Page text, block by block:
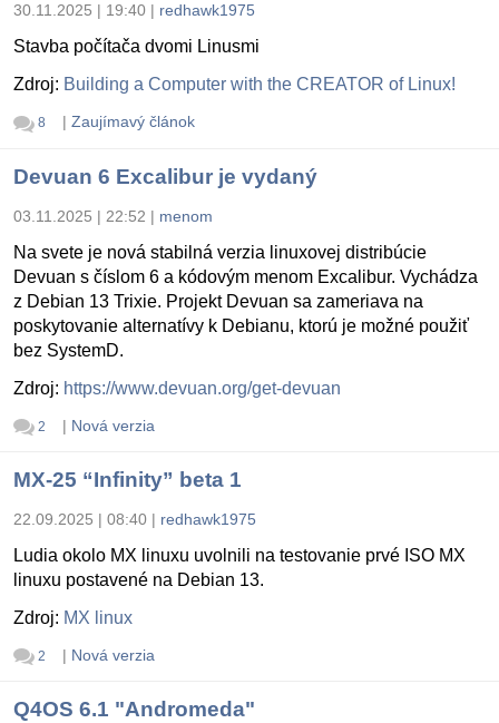
30.11.2025 | 19:40 | redhawk1975
Stavba počítača dvomi Linusmi
Zdroj: Building a Computer with the CREATOR of Linux!
8 | Zaujímavý článok
Devuan 6 Excalibur je vydaný
03.11.2025 | 22:52 | menom
Na svete je nová stabilná verzia linuxovej distribúcie
Devuan s číslom 6 a kódovým menom Excalibur. Vychádza
z Debian 13 Trixie. Projekt Devuan sa zameriava na
poskytovanie alternatívy k Debianu, ktorú je možné použiť
bez SystemD.
Zdroj: https://www.devuan.org/get-devuan
2 | Nová verzia
MX-25 “Infinity” beta 1
22.09.2025 | 08:40 | redhawk1975
Ludia okolo MX linuxu uvolnili na testovanie prvé ISO MX
linuxu postavené na Debian 13.
Zdroj: MX linux
2 | Nová verzia
Q4OS 6.1 "Andromeda"